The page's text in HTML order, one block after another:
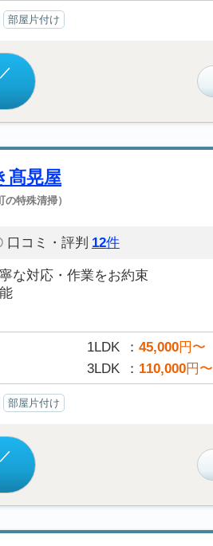
部屋片付け
髙晃屋
の特殊清掃）
口コミ・評判 12件
な対応・作業をお約束
1LDK 45,000円〜
3LDK 110,000円〜
部屋片付け